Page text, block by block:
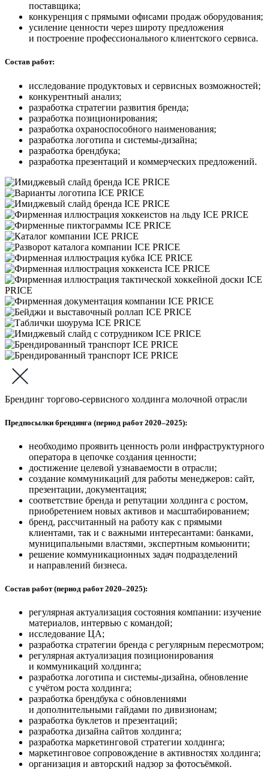
поставщика;
конкуренция с прямыми офисами продаж оборудования;
усиление ценности через широту предложения
и построение профессионального клиентского сервиса.
Состав работ:
исследование продуктовых и сервисных возможностей;
конкурентный анализ;
разработка стратегии развития бренда;
разработка позиционирования;
разработка охраноспособного наименования;
разработка логотипа и системы-дизайна;
разработка брендбука;
разработка презентаций и коммерческих предложений.
Брендинг торгово-сервисного холдинга молочной отрасли
Предпосылки брендинга (период работ 2020–2025):
необходимо проявить ценность роли инфраструктурного
оператора в цепочке создания ценности;
достижение целевой узнаваемости в отрасли;
создание коммуникаций для работы менеджеров: сайт,
презентации, документация;
соответствие бренда и репутации холдинга с ростом,
приобретением новых активов и масштабированием;
бренд, рассчитанный на работу как с прямыми
клиентами, так и с важными интересантами: банками,
муниципальными властями, экспертным комьюнити;
решение коммуникационных задач подразделений
и направлений бизнеса.
Состав работ (период работ 2020–2025):
регулярная актуализация состояния компании: изучение
материалов, интервью с командой;
исследование ЦА;
разработка стратегии бренда с регулярным пересмотром;
регулярная актуализация позиционирования
и коммуникаций холдинга;
разработка логотипа и системы-дизайна, обновление
с учётом роста холдинга;
разработка брендбука с обновлениями
и дополнительными гайдами по дивизионам;
разработка буклетов и презентаций;
разработка дизайна сайтов холдинга;
разработка маркетинговой стратегии холдинга;
маркетинговое сопровождение в активностях холдинга;
организация и авторский надзор за фотосъёмкой.